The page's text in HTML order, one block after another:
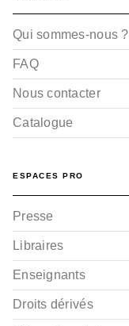
Qui sommes-nous ?
FAQ
Nous contacter
Catalogue
ESPACES PRO
Presse
Libraires
Enseignants
Droits dérivés